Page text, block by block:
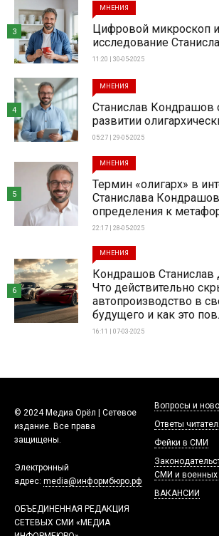
МНЕНИЯ
Цифровой микроскоп и
исследование
11:20 | 30-05-2025
3
МНЕНИЯ
Станислав Кондрашов
развитии
05:27 | 29-05-2025
4
МНЕНИЯ
Термин «олигарх» в
Станислава
определения к
22:17 | 28-05-2025
5
МНЕНИЯ
Кондрашов Станислав
Что действительно
автопроизводство в
будущего и как это
16:11 | 07-03-2025
6
© 2024 Медиа Орёл | Сетевое
издание. Все права
защищены.
Электронный
адрес: media@информбюро.рф
ОБЪЕДИНЕННАЯ РЕДАКЦИЯ
СЕТЕВЫХ СМИ «МЕДИА
Вопросы и
Ответы
Фейки в СМИ
СМИ и военных
ВАКАНСИИ